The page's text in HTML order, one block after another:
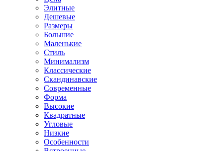
Элитные
Дешевые
Размеры
Большие
Маленькие
Стиль
Минимализм
Классические
Скандинавские
Современные
Форма
Высокие
Квадратные
Угловые
Низкие
Особенности